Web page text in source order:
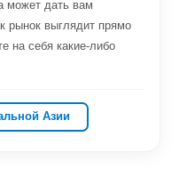
может дать вам
рынок выглядит прямо
на себя какие-либо
Азии